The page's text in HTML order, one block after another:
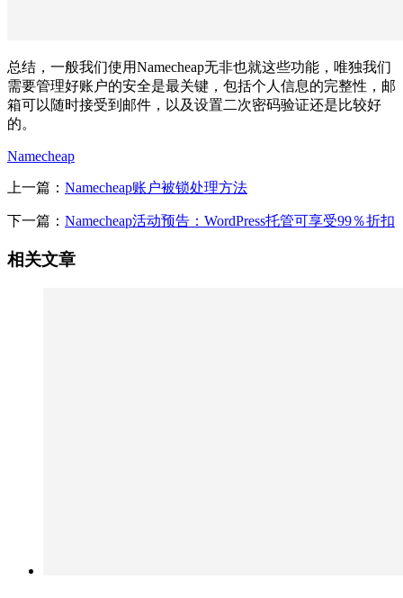
总结，一般我们使用Namecheap无非也就这些功能，唯独我们
需要管理好账户的安全是最关键，包括个人信息的完整性，邮
箱可以随时接受到邮件，以及设置二次密码验证还是比较好
的。
Namecheap
上一篇： Namecheap账户被锁处理方法
下一篇： Namecheap活动预告：WordPress托管可享受99％折扣
相关文章